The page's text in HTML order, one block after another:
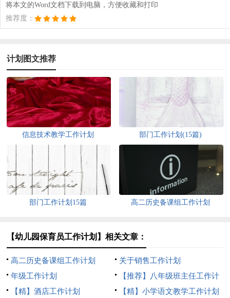
将本文的Word文档下载到电脑，方便收藏和打印
推荐度：
计划图文推荐
信息技术教学工作计划 部门工作计划(15篇)
部门工作计划15篇 高二历史备课组工作计划
【幼儿园保育员工作计划】相关文章：
高二历史备课组工作计划
关于销售工作计划
年级工作计划
【推荐】八年级班主任工作计
划
【精】酒店工作计划 【精】小学语文教学工作计划